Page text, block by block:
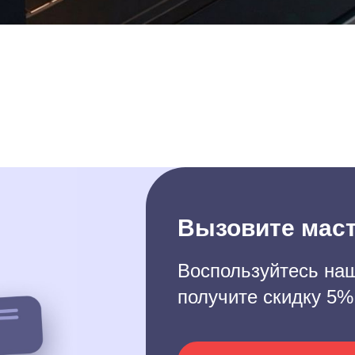
Вызовите
Воспользуйтесь
получите скидку